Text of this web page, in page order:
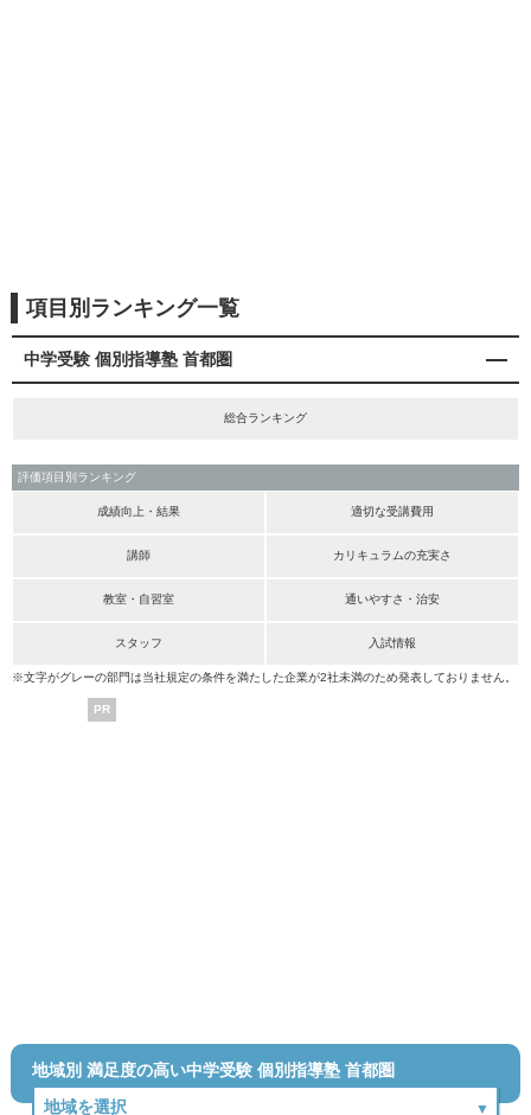
項目別ランキング一覧
中学受験 個別指導塾 首都圏
総合ランキング
評価項目別ランキング
成績向上・結果 適切な受講費用
講師 カリキュラムの充実さ
教室・自習室 通いやすさ・治安
スタッフ 入試情報
※文字がグレーの部門は当社規定の条件を満たした企業が2社未満のため発表しておりません。
PR
地域別 満足度の高い中学受験 個別指導塾 首都圏